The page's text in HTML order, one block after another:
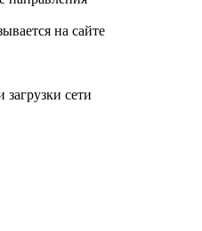
на сайте
загрузки сети